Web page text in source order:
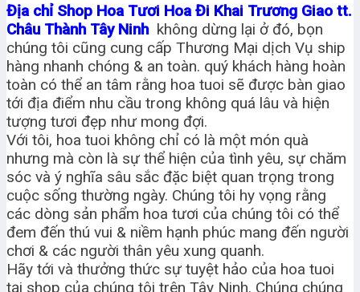
Địa chỉ Shop Hoa Tươi Hoa Đi Khai Trương Giao tt.
Châu Thành Tây Ninh không dừng lại ở đó, bọn
chúng tôi cũng cung cấp Thương Mại dịch Vụ ship
hàng nhanh chóng & an toàn. quý khách hàng hoàn
toàn có thể an tâm rằng hoa tuoi sẽ được bàn giao
tới địa điểm nhu cầu trong không quá lâu và hiện
tượng tươi đẹp như mong đợi.
Với tôi, hoa tuoi không chỉ có là một món quà
nhưng mà còn là sự thể hiện của tình yêu, sự chăm
sóc và ý nghĩa sâu sắc đặc biệt quan trọng trong
cuộc sống thường ngày. Chúng tôi hy vọng rằng
các dòng sản phẩm hoa tươi của chúng tôi có thể
đem đến thú vui & niềm hạnh phúc mang đến người
chơi & các người thân yêu xung quanh.
Hãy tới và thưởng thức sự tuyệt hảo của hoa tuoi
tại shop của chúng tôi trên Tây Ninh. Chúng chúng